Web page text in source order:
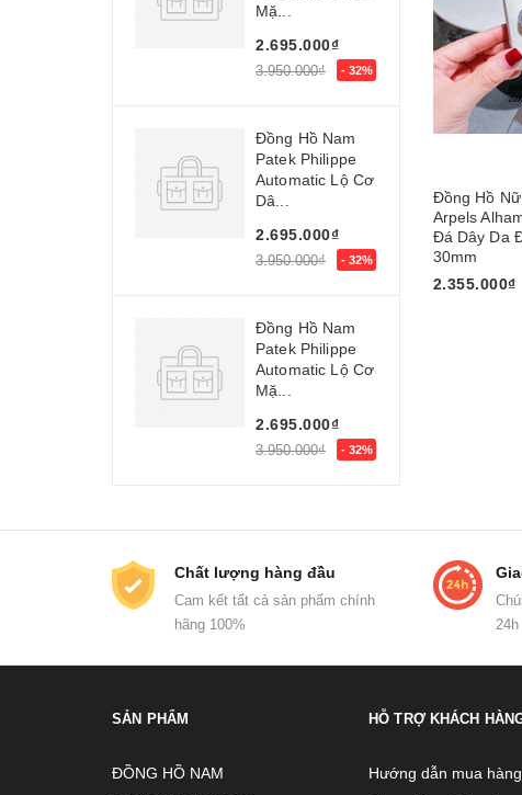
Đồng Hồ
Arpels
Đá Dây Da
30mm
2.355.000₫
Mặ...
2.695.000₫
3.950.000₫ - 32%
Đồng Hồ Nam
Patek Philippe
Automatic Lộ Cơ
Dâ...
2.695.000₫
3.950.000₫ - 32%
Đồng Hồ Nam
Patek Philippe
Automatic Lộ Cơ
Mặ...
2.695.000₫
3.950.000₫ - 32%
Chất lượng hàng đầu
Cam kết tất cả sản phẩm chính
hãng 100%
24h
SẢN PHẨM
ĐỒNG HỒ NAM
HỖ TRỢ KHÁCH
Hướng dẫn mua hàng